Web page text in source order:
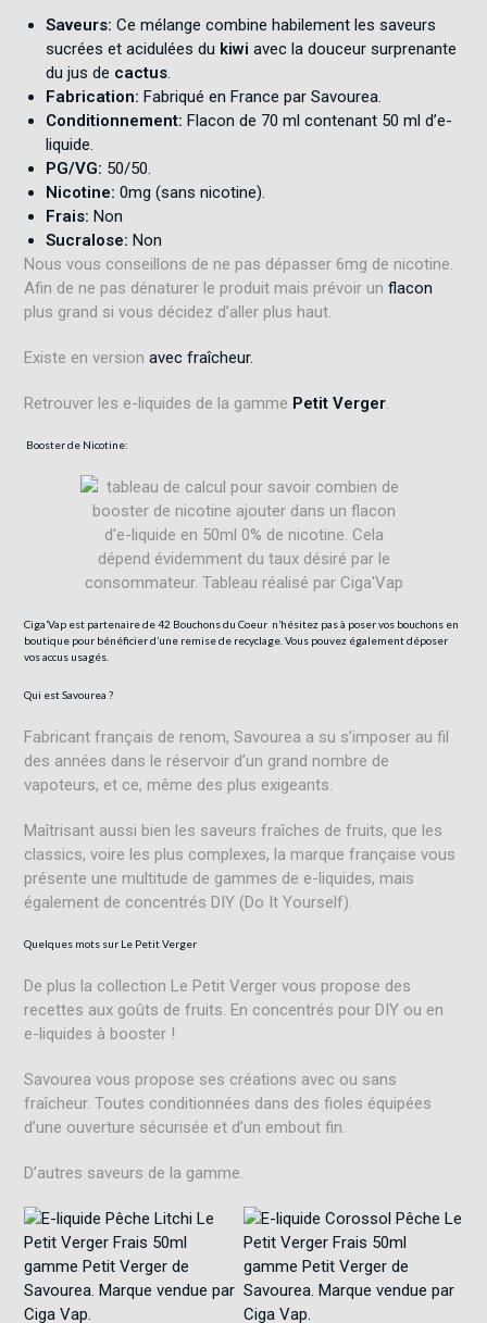
Saveurs:Ce mélange combine habilement les saveurs
sucrées et acidulées du kiwi avec la douceur surprenante
du jus de cactus
Fabrication: Fabriqué en France par Savourea
Conditionnement: Flacon de 70 ml contenant 50 ml d’e-
liquide
PG/VG: 50/50
Nicotine: 0mg (sans nicotine)
Frais: Non
Sucralose: Non
Nous vous conseillons de ne pas dépasser 6mg de nicotine.
Afin de ne pas dénaturer le produit mais prévoir unflacon
plus grand si vous décidez d’aller plus haut.
Existe en versionavec fraîcheur.
Retrouver les e-liquides de la gamme Petit Verger
Boosterde Nicotine:
Ciga’Vap est partenaire de42 Bouchons du Coeur n’hésitez pas à poser vos bouchons en
boutique pour bénéficier d’une remise de recyclage. Vous pouvez également déposer
vos accus usagés.
Qui est Savourea ?
Fabricant français de renom, Savourea a su s’imposer au fil
des années dans le réservoir d’un grand nombre de
vapoteurs, et ce, même des plus exigeants.
Maîtrisant aussi bien les saveurs fraîches de fruits, que les
classics, voire les plus complexes, la marque française vous
présente une multitude de gammes de e-liquides, mais
également de concentrés DIY (Do It Yourself).
Quelques mots sur Le Petit Verger
De plus la collection Le Petit Verger vous propose des
recettes aux goûts de fruits. En concentrés pour DIY ou en
e-liquides à booster !
Savourea vous propose ses créations avec ou sans
fraîcheur. Toutes conditionnées dans des fioles équipées
d’une ouverture sécurisée et d’un embout fin.
D’autres saveurs de la gamme.